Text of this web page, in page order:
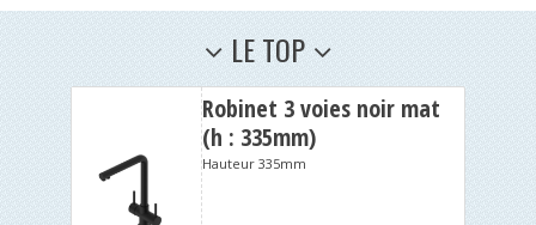
LE TOP
Robinet 3 voies noir mat
(h : 335mm)
Hauteur 335mm